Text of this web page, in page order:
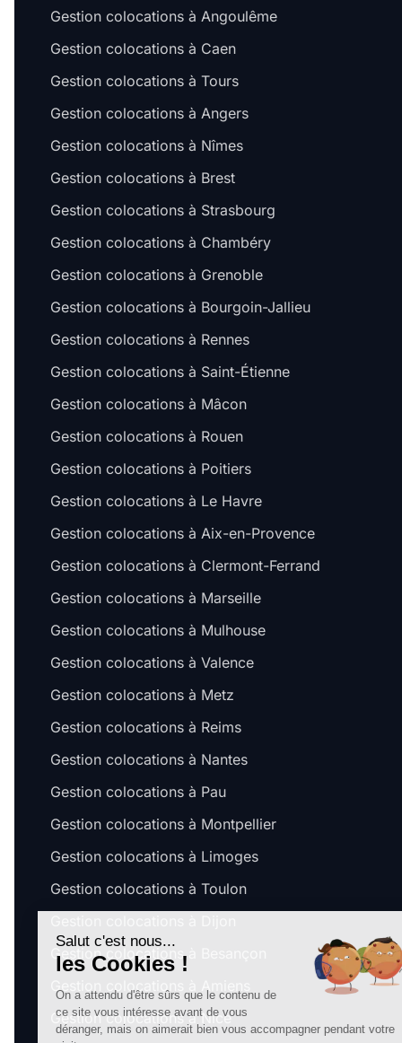
Gestion colocations à Angoulême
Gestion colocations à Caen
Gestion colocations à Tours
Gestion colocations à Angers
Gestion colocations à Nîmes
Gestion colocations à Brest
Gestion colocations à Strasbourg
Gestion colocations à Chambéry
Gestion colocations à Grenoble
Gestion colocations à Bourgoin-Jallieu
Gestion colocations à Rennes
Gestion colocations à Saint-Étienne
Gestion colocations à Mâcon
Gestion colocations à Rouen
Gestion colocations à Poitiers
Gestion colocations à Le Havre
Gestion colocations à Aix-en-Provence
Gestion colocations à Clermont-Ferrand
Gestion colocations à Marseille
Gestion colocations à Mulhouse
Gestion colocations à Valence
Gestion colocations à Metz
Gestion colocations à Reims
Gestion colocations à Nantes
Gestion colocations à Pau
Gestion colocations à Montpellier
Gestion colocations à Limoges
Gestion colocations à Toulon
Gestion colocations à Besançon
Gestion colocations à Amiens
Gestion colocations à Nice
Salut c'est nous...
les Cookies !
On a attendu d'être sûrs que le contenu de
ce site vous intéresse avant de vous
déranger, mais on aimerait bien vous accompagner pendant votre